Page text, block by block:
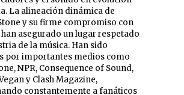
La alineación dinámica de
y su firme compromiso con
han asegurado un lugar respetado
de la música. Han sido
por importantes medios como
NPR, Consequence of Sound,
y Clash Magazine,
constantemente a fanáticos